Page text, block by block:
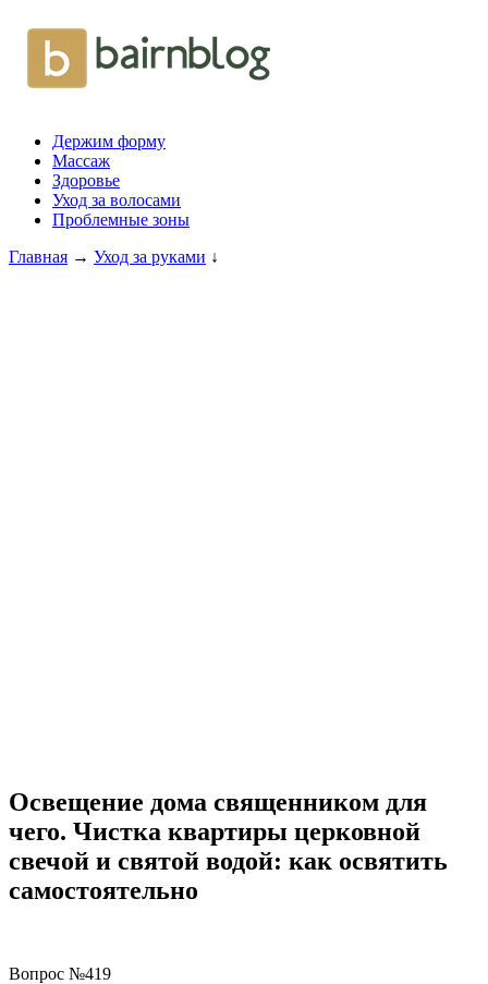
Держим форму
Массаж
Здоровье
Уход за волосами
Проблемные зоны
Главная → Уход за руками ↓
Освещение дома священником для
чего. Чистка квартиры церковной
свечой и святой водой: как освятить
самостоятельно
Вопрос №419